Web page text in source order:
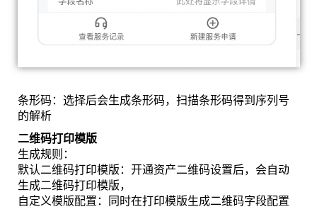
条形码：选择后会生成条形码，扫描条形码得到序列号
的解析
二维码打印模版
生成规则：
默认二维码打印模版：开通资产二维码设置后，会自动
生成二维码打印模版，
自定义模版配置：同时在打印模版生成二维码字段配置